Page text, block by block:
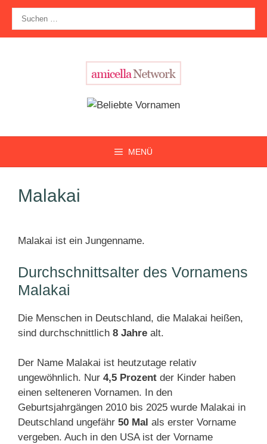
Zum
Inhalt
springen
nach:
MENÜ
Malakai
Malakai ist ein Jungenname.
Durchschnittsalter des Vornamens
Malakai
Die Menschen in Deutschland, die Malakai heißen,
sind durchschnittlich 8 Jahre alt.
Der Name Malakai ist heutzutage relativ
ungewöhnlich. Nur 4,5 Prozent der Kinder haben
einen selteneren Vornamen. In den
Geburtsjahrgängen 2010 bis 2025 wurde Malakai in
Deutschland ungefähr 50 Mal als erster Vorname
vergeben. Auch in den USA ist der Vorname